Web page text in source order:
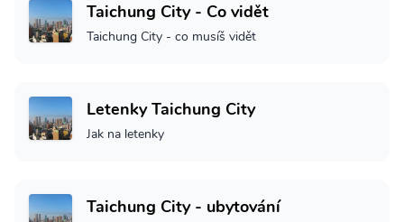
Taichung City - Co vidět
Taichung City - co musíš vidět
Letenky Taichung City
Jak na letenky
Taichung City - ubytování